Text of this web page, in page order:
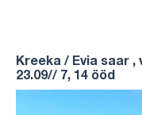
Kreeka / Evia saar ,
23.09// 7, 14 ööd